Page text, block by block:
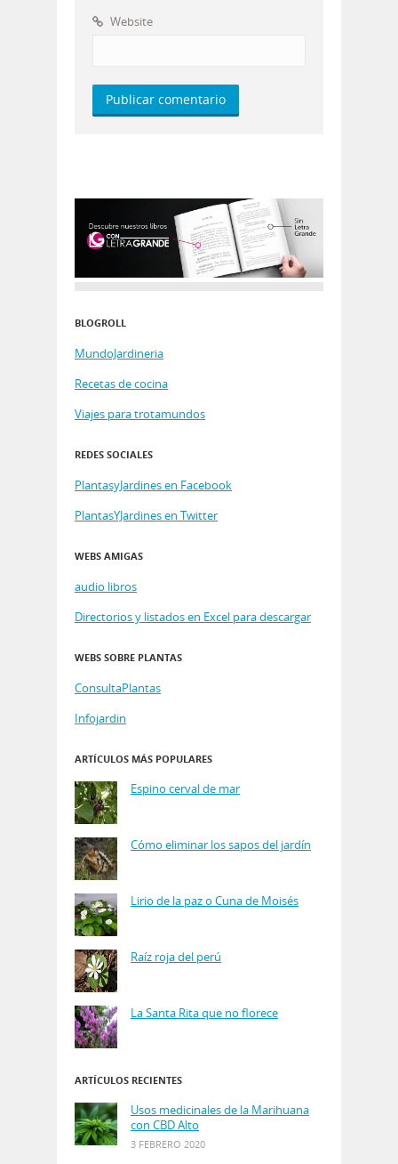
Website
BLOGROLL
MundoJardineria
Recetas de cocina
Viajes para trotamundos
REDES SOCIALES
PlantasyJardines en Facebook
PlantasYJardines en Twitter
WEBS AMIGAS
audio libros
Directorios y listados en Excel para descargar
WEBS SOBRE PLANTAS
ConsultaPlantas
Infojardin
ARTÍCULOS MÁS POPULARES
Espino cerval de mar
Cómo eliminar los sapos del jardín
Lirio de la paz o Cuna de Moisés
Raíz roja del perú
La Santa Rita que no florece
ARTÍCULOS RECIENTES
Usos medicinales de la Marihuana
con CBD Alto
3 FEBRERO 2020